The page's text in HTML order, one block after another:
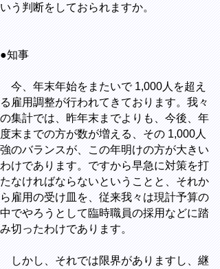
いう判断をしておられますか。
●知事
今、年末年始をまたいで 1,000人を超え
る雇用調整が行われてきております。我々
の集計では、昨年末までよりも、今後、年
度末までの方が数が増える、その 1,000人
強のバランスが、この年明けの方が大きい
わけであります。ですから早急に対策を打
たなければならないということと、それか
ら雇用の受け皿を、従来我々は現計予算の
中でやろうとして臨時職員の採用などに踏
み切ったわけであります。
しかし、それでは限界がありますし、継